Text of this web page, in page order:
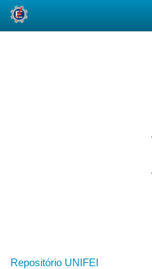
Repositório UNIFEI